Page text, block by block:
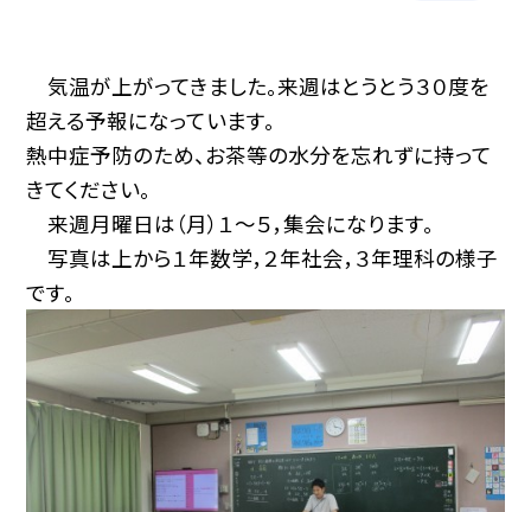
気温が上がってきました。来週はとうとう３０度を
超える予報になっています。
熱中症予防のため、お茶等の水分を忘れずに持って
きてください。
来週月曜日は（月）１～５，集会になります。
写真は上から１年数学，２年社会，３年理科の様子
です。